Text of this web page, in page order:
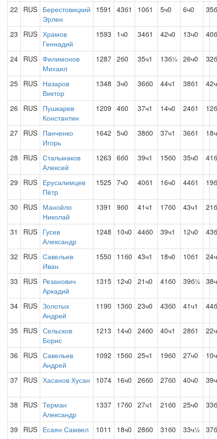
22 RUS Берестовицкий
Эрлен
1591 43б1 10б1 5ч0 6ч0
23 RUS Храмов
Геннадий
1593 1ч0 34б1 42ч0 13ч0
24 RUS Филимонов
Михаил
1287 2б0 35ч1 13б½ 26ч0
25 RUS Назаров
Виктор
1348 3ч0 36б0 44ч1 38б1
26 RUS Пушкарев
Константин
1209 4б0 37ч1 14ч0 24б1
27 RUS Панченко
Игорь
1642 5ч0 38б0 37ч1 36б1
28 RUS Стальмаков
Алексей
1263 6б0 39ч1 15б0 35ч0
29 RUS Ерусалимцев
Пётр
1525 7ч0 40б1 16ч0 44б1
30 RUS Манойло
Николай
1391 9б0 41ч1 17б0 43ч1
31 RUS Гусев
Александр
1248 10ч0 44б0 39ч1 12ч0
32 RUS Савельев
Иван
1550 11б0 43ч1 18ч0 10б1
33 RUS Резанович
Аркадий
1315 12ч0 21ч0 41б0 39б½
34 RUS Золотых
Андрей
1190 13б0 23ч0 43б0 41ч1
35 RUS Сельсков
Борис
1213 14ч0 24б0 40ч1 28б1
36 RUS Савельев
Андрей
1092 15б0 25ч1 19б0 27ч0
37 RUS Хасанов Хусан 1074 16ч0 26б0 27б0 40ч0
38 RUS Терман
Александр
1337 17б0 27ч1 21б0 25ч0
39 RUS Есаян Самвел 1011 18ч0 28б0 31б0 33ч½